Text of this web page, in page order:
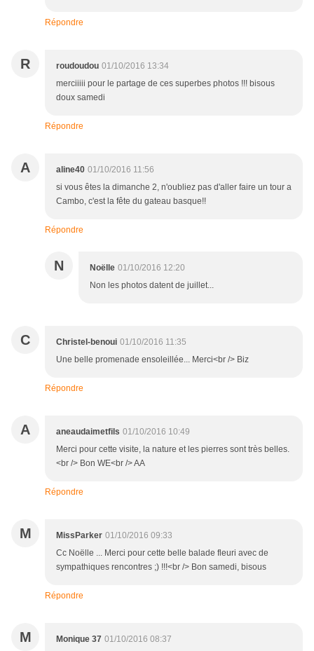
Répondre
R roudoudou 01/10/2016 13:34
merciiiii pour le partage de ces superbes photos !!! bisous
doux samedi
Répondre
A aline40 01/10/2016 11:56
si vous êtes la dimanche 2, n'oubliez pas d'aller faire un tour a
Cambo, c'est la fête du gateau basque!!
Répondre
N Noëlle 01/10/2016 12:20
Non les photos datent de juillet...
C Christel-benoui 01/10/2016 11:35
Une belle promenade ensoleillée... Merci<br /> Biz
Répondre
A aneaudaimetfils 01/10/2016 10:49
Merci pour cette visite, la nature et les pierres sont très belles.
<br /> Bon WE<br /> AA
Répondre
M MissParker 01/10/2016 09:33
Cc Noëlle ... Merci pour cette belle balade fleuri avec de
sympathiques rencontres ;) !!!<br /> Bon samedi, bisous
Répondre
M Monique 37 01/10/2016 08:37